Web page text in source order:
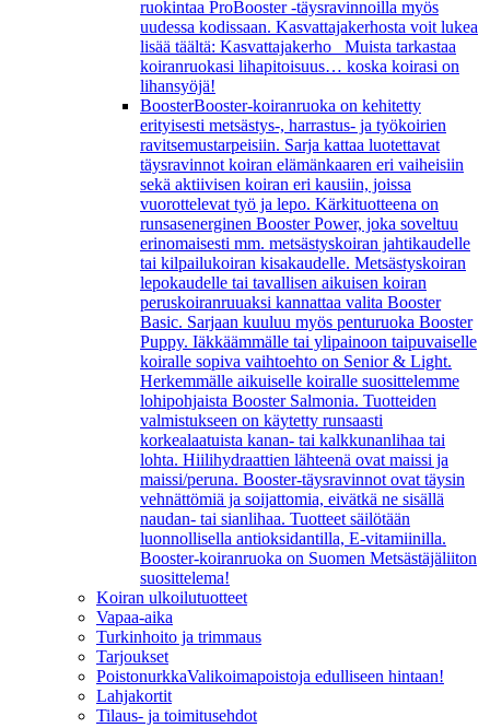
ruokintaa ProBooster -täysravinnoilla myös
uudessa kodissaan. Kasvattajakerhosta voit lukea
lisää täältä: Kasvattajakerho Muista tarkastaa
koiranruokasi lihapitoisuus… koska koirasi on
lihansyöjä!
BoosterBooster-koiranruoka on kehitetty
erityisesti metsästys-, harrastus- ja työkoirien
ravitsemustarpeisiin. Sarja kattaa luotettavat
täysravinnot koiran elämänkaaren eri vaiheisiin
sekä aktiivisen koiran eri kausiin, joissa
vuorottelevat työ ja lepo. Kärkituotteena on
runsasenerginen Booster Power, joka soveltuu
erinomaisesti mm. metsästyskoiran jahtikaudelle
tai kilpailukoiran kisakaudelle. Metsästyskoiran
lepokaudelle tai tavallisen aikuisen koiran
peruskoiranruuaksi kannattaa valita Booster
Basic. Sarjaan kuuluu myös penturuoka Booster
Puppy. Iäkkäämmälle tai ylipainoon taipuvaiselle
koiralle sopiva vaihtoehto on Senior & Light.
Herkemmälle aikuiselle koiralle suosittelemme
lohipohjaista Booster Salmonia. Tuotteiden
valmistukseen on käytetty runsaasti
korkealaatuista kanan- tai kalkkunanlihaa tai
lohta. Hiilihydraattien lähteenä ovat maissi ja
maissi/peruna. Booster-täysravinnot ovat täysin
vehnättömiä ja soijattomia, eivätkä ne sisällä
naudan- tai sianlihaa. Tuotteet säilötään
luonnollisella antioksidantilla, E-vitamiinilla.
Booster-koiranruoka on Suomen Metsästäjäliiton
suosittelema!
Koiran ulkoilutuotteet
Vapaa-aika
Turkinhoito ja trimmaus
Tarjoukset
PoistonurkkaValikoimapoistoja edulliseen hintaan!
Lahjakortit
Tilaus- ja toimitusehdot